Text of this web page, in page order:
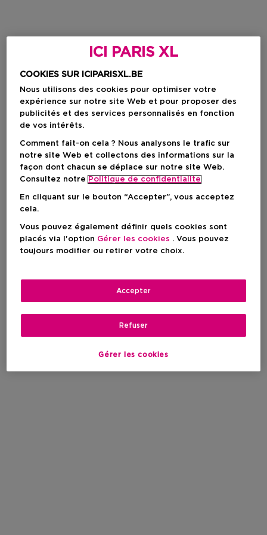
ICI PARIS XL
COOKIES SUR ICIPARISXL.BE
Nous utilisons des cookies pour optimiser votre
expérience sur notre site Web et pour proposer des
publicités et des services personnalisés en fonction
de vos intérêts.
Comment fait-on cela ? Nous analysons le trafic sur
notre site Web et collectons des informations sur la
façon dont chacun se déplace sur notre site Web.
Consultez notre Politique de confidentialite
En cliquant sur le bouton “Accepter”, vous acceptez
cela.
Vous pouvez également définir quels cookies sont
placés via l'option Gérer les cookies . Vous pouvez
toujours modifier ou retirer votre choix.
Gérer les cookies
Refuser
Accepter